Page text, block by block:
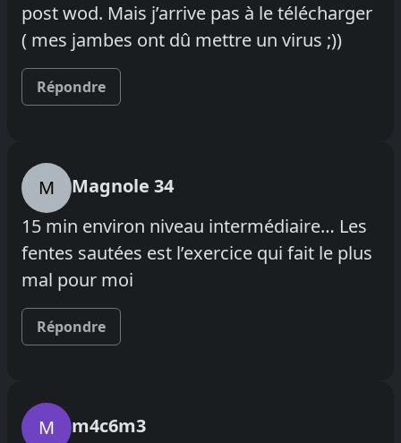
post wod. Mais j’arrive pas à le télécharger
( mes jambes ont dû mettre un virus ;))
Répondre
M
Magnole 34
15 min environ niveau intermédiaire… Les
fentes sautées est l’exercice qui fait le plus
mal pour moi
Répondre
M
m4c6m3